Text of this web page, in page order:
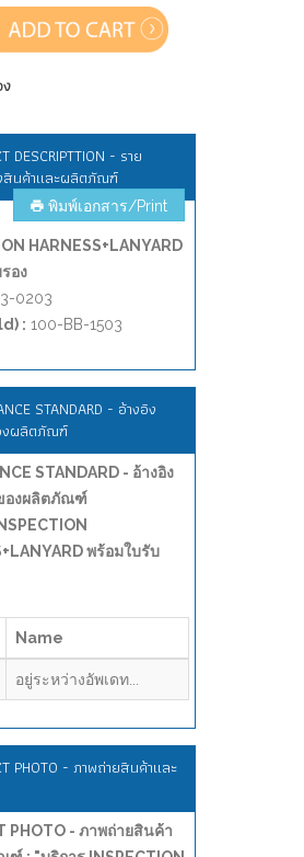
DESCRIPTTION - ราย
สินค้าและผลิตภัณฑ์
พิมพ์เอกสาร/Print
HARNESS+LANYARD
อง
0203
: 100-BB-1503
STANDARD - อ้างอิง
งผลิตภัณฑ์
STANDARD - อ้างอิง
องผลิตภัณฑ์
พร้อมใบรับ
Name
อยู่ระหว่างอัพเดท...
PHOTO - ภาพถ่ายสินค้าและ
PHOTO - ภาพถ่ายสินค้า